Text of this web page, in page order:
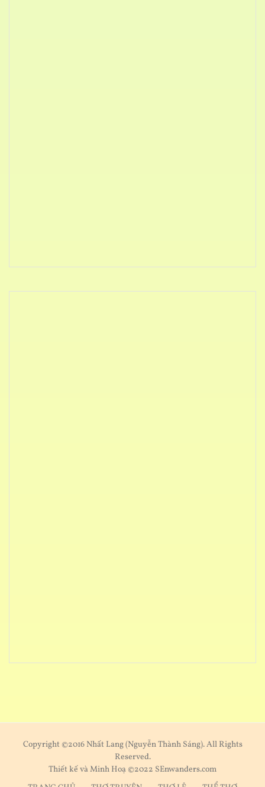
Copyright ©2016 Nhất Lang (Nguyễn Thành Sáng). All Rights
Reserved.
Thiết kế và Minh Hoạ ©2022 SEnwanders.com